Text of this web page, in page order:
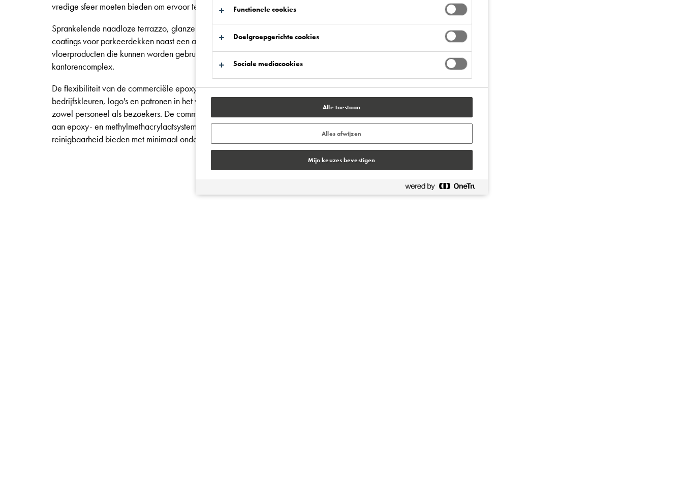
vredige sfeer moeten bieden om ervoor te zorgen dat werknemers zich gemotiveerd en vrij van stress voelen.
Sprankelende naadloze terrazzo, glanzende afwerkingen, gladde, matte epoxy's, eigentijdse stenen tapijten en
coatings voor parkeerdekken naast een aantal dekvloersystemen onder de vloer zijn slechts een handvol van de
vloerproducten die kunnen worden gebruikt om levendige maar professionele vloeren te creëren in een
kantorencomplex.
De flexibiliteit van de commerciële epoxyharssystemen van Flowcrete maakt het mogelijk om op maat gemaakte
bedrijfskleuren, logo's en patronen in het vloerontwerp te verwerken om een interessant kenmerk te creëren voor
zowel personeel als bezoekers. De commerciële collectie van de fabrikant van harsvloeren omvat een breed scala
aan epoxy- en methylmethacrylaatsystemen die de werkomgeving aanvullen en tegelijkertijd maximale
reinigbaarheid bieden met minimaal onderhoud.
Functionele cookies
Doelgroepgerichte cookies
Sociale mediacookies
Alle toestaan
Alles afwijzen
Mijn keuzes bevestigen